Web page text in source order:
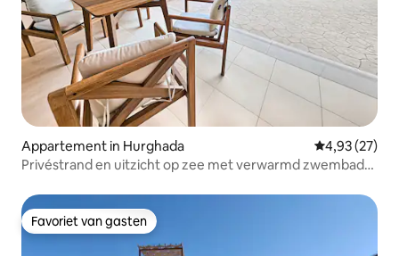
Appartement in Hurghada Gemiddelde
4,93 (27)
Privéstrand en uitzicht op zee met verwarmd zwembad
Favoriet van gasten
Favoriet van gasten